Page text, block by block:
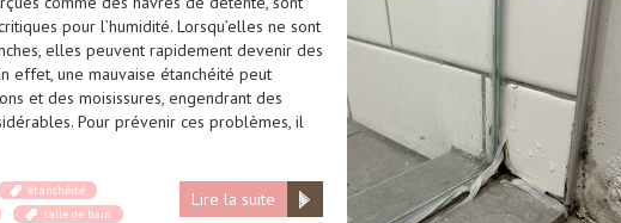
pour l’humidité. Lorsqu’elles ne sont
elles peuvent rapidement devenir des
effet, une mauvaise étanchéité peut
et des moisissures, engendrant des
Pour prévenir ces problèmes, il
Lire la suite
étanchéité
salle de bain